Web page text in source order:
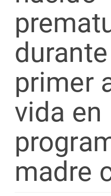
primer
vida en
madre